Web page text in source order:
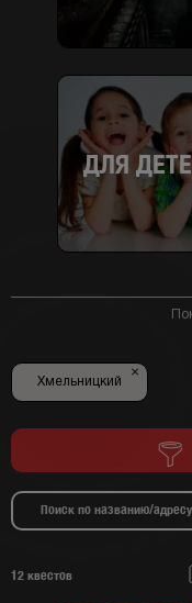
ДЛЯ
Хмельницкий
×
12 квестов